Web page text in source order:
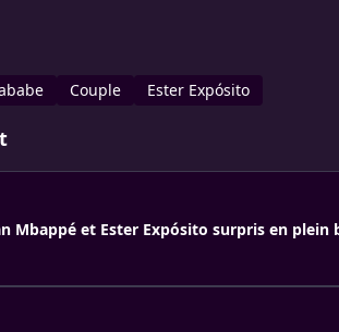
Couple Ester Expósito
Mbappé et Ester Expósito surpris en plein